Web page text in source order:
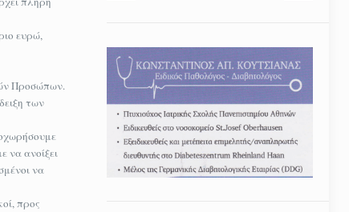
ευρώ,
Προσώπων.
των
να ανοίξει
να
προς